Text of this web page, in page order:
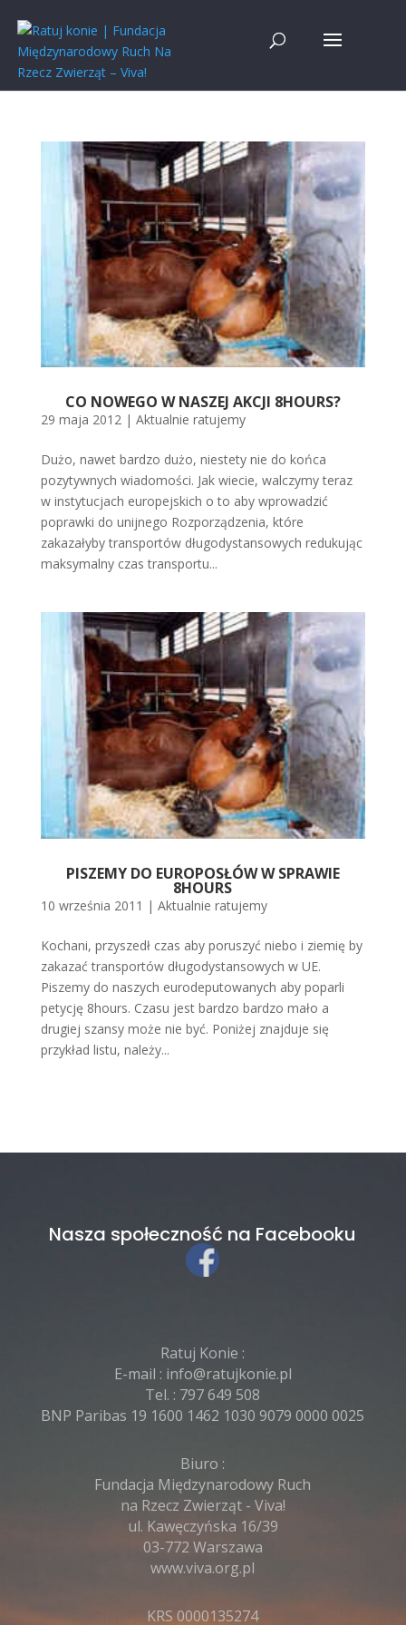
CO NOWEGO W NASZEJ AKCJI 8HOURS?
29 maja 2012| Aktualnie ratujemy
Dużo, nawet bardzo dużo, niestety nie do końca
pozytywnych wiadomości. Jak wiecie, walczymy teraz
w instytucjach europejskich o to aby wprowadzić
poprawki do unijnego Rozporządzenia, które
zakazałyby transportów długodystansowych redukując
maksymalny czas transportu...
PISZEMY DO EUROPOSŁÓW W SPRAWIE
8HOURS
10 września 2011 | Aktualnie ratujemy
Kochani, przyszedł czas aby poruszyć niebo i ziemię by
zakazać transportów długodystansowych w UE.
Piszemy do naszych eurodeputowanych aby poparli
petycję 8hours. Czasu jest bardzo bardzo mało a
drugiej szansy może nie być. Poniżej znajduje się
przykład listu, należy...
Nasza społeczność na Facebooku
Ratuj Konie :
E-mail : info@ratujkonie.pl
Tel. : 797 649 508
BNP Paribas 19 1600 1462 1030 9079 0000 0025
Biuro :
Fundacja Międzynarodowy Ruch
na Rzecz Zwierząt - Viva!
ul. Kawęczyńska 16/39
03-772 Warszawa
www.viva.org.pl
KRS 0000135274